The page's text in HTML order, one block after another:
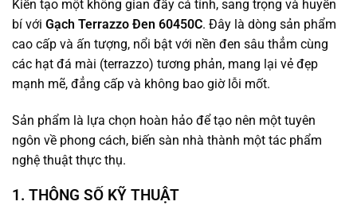
Kiến tạo một không gian đầy cá tính, sang trọng và huyền
bí với Gạch Terrazzo Đen 60450C. Đây là dòng sản phẩm
cao cấp và ấn tượng, nổi bật với nền đen sâu thẳm cùng
các hạt đá mài (terrazzo) tương phản, mang lại vẻ đẹp
mạnh mẽ, đẳng cấp và không bao giờ lỗi mốt.
Sản phẩm là lựa chọn hoàn hảo để tạo nên một tuyên
ngôn về phong cách, biến sàn nhà thành một tác phẩm
nghệ thuật thực thụ.
1. THÔNG SỐ KỸ THUẬT